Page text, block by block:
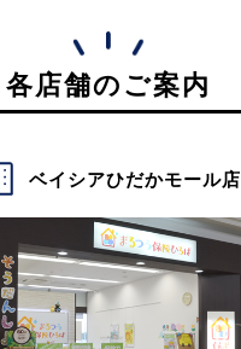
各店舗のご案内
ベイシアひだかモール店